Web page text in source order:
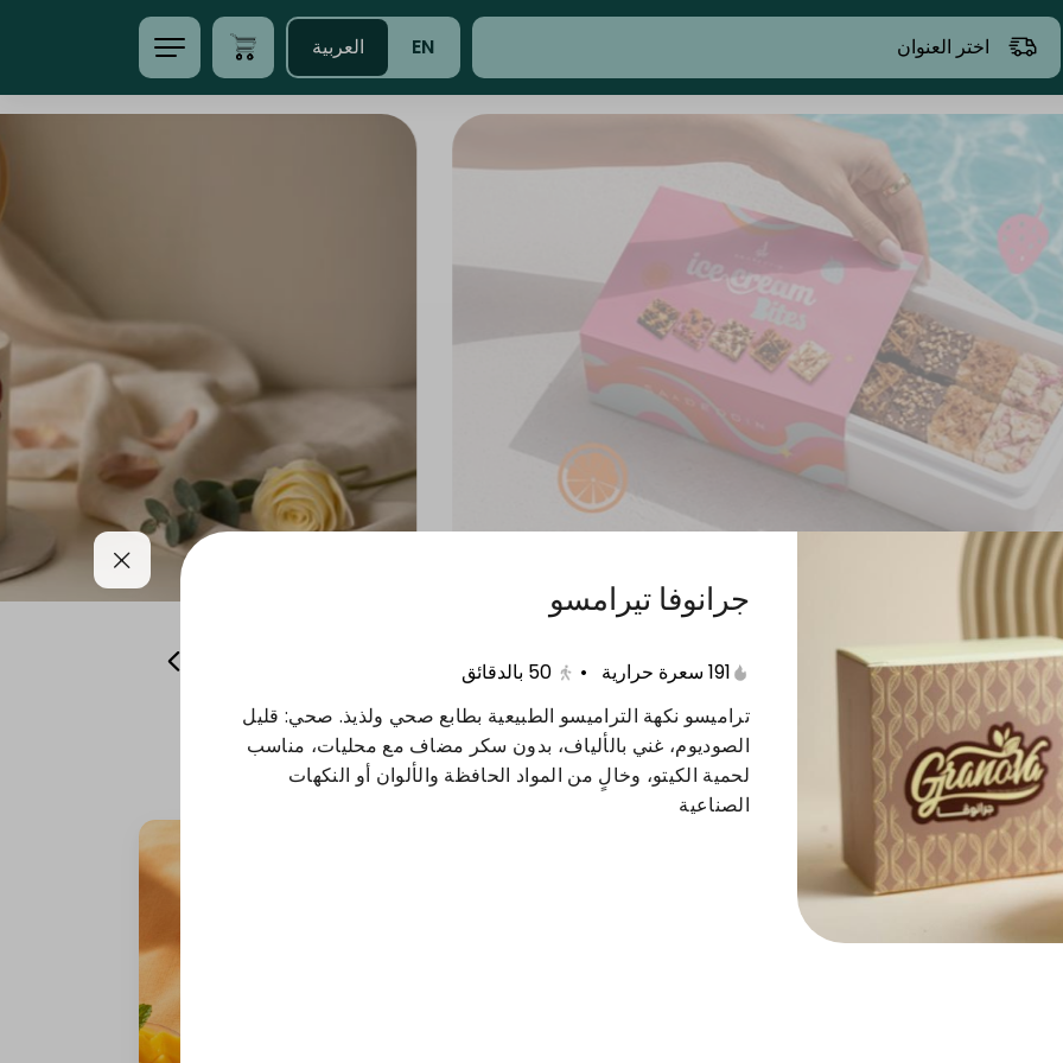
اختر العنوان EN العربية
متنوعة حلى دايت منتجات صحية مفرزنات همسات من باريس منتجات الشتاء
جرانوفا تيرامسو
191 سعرة حرارية •
50 بالدقائق
تراميسو نكهة التراميسو الطبيعية بطابع صحي ولذيذ. صحي: قليل
الصوديوم، غني بالألياف، بدون سكر مضاف مع محليات، مناسب
لحمية الكيتو، وخالٍ من المواد الحافظة والألوان أو النكهات
الصناعية